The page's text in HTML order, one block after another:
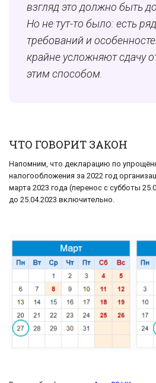
взгляд это должно быть
Но не тут-то было: есть
требований и
крайне усложняют сдачу
этим способом.
ЧТО ГОВОРИТ ЗАКОН
Напомним, что декларацию по
налогообложения за 2022 год
марта 2023 года (перенос с субботы
до 25.04.2023 включительно.